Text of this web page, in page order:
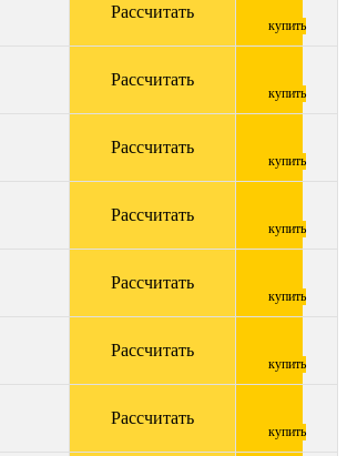
Рассчитать
купить
Рассчитать
купить
Рассчитать
купить
Рассчитать
купить
Рассчитать
купить
Рассчитать
купить
Рассчитать
купить